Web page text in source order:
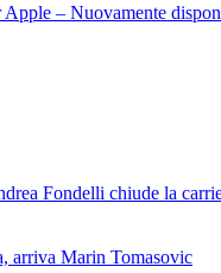
Apple – Nuovamente
Fondelli chiude la
arriva Marin Tomasovic